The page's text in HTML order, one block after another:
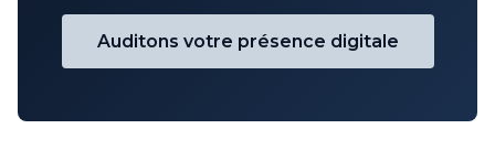
Auditons votre présence digitale